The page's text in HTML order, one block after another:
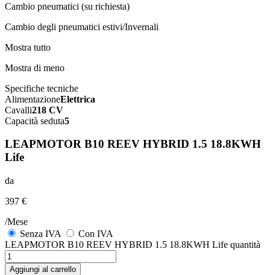
Cambio pneumatici (su richiesta)
Cambio degli pneumatici estivi/Invernali
Mostra tutto
Mostra di meno
Specifiche tecniche
AlimentazioneElettrica
Cavalli218 CV
Capacità seduta5
LEAPMOTOR B10 REEV HYBRID 1.5 18.8KWH
Life
da
397 €
/Mese
Senza IVA
Con IVA
LEAPMOTOR B10 REEV HYBRID 1.5 18.8KWH Life quantità
Aggiungi al carrello